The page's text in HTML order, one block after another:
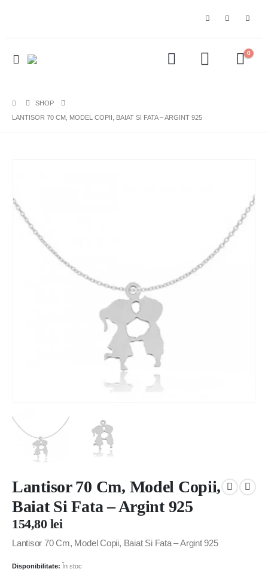
0
SHOP
LANTISOR 70 CM, MODEL COPII, BAIAT SI FATA – ARGINT 925
Lantisor 70 Cm, Model Copii,
Baiat Si Fata – Argint 925
154,80 lei
Lantisor 70 Cm, Model Copii, Baiat Si Fata – Argint 925
Disponibilitate: În stoc